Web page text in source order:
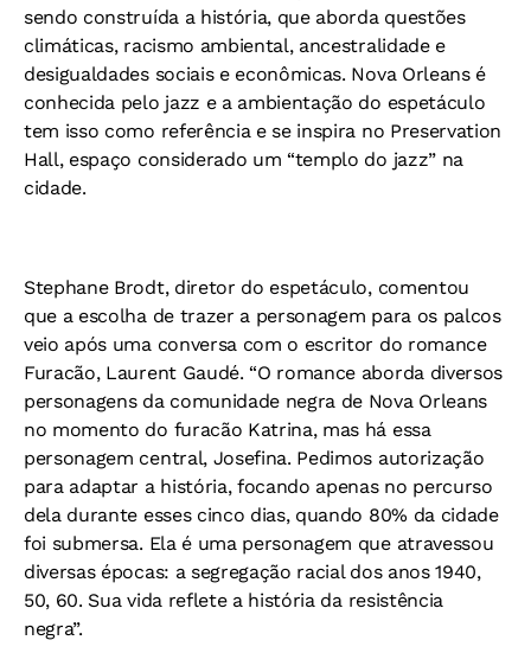
sendo construída a história, que aborda questões
climáticas, racismo ambiental, ancestralidade e
desigualdades sociais e econômicas. Nova Orleans é
conhecida pelo jazz e a ambientação do espetáculo
tem isso como referência e se inspira no Preservation
Hall, espaço considerado um “templo do jazz” na
cidade.
Stephane Brodt, diretor do espetáculo, comentou
que a escolha de trazer a personagem para os palcos
veio após uma conversa com o escritor do romance
Furacão, Laurent Gaudé. “O romance aborda diversos
personagens da comunidade negra de Nova Orleans
no momento do furacão Katrina, mas há essa
personagem central, Josefina. Pedimos autorização
para adaptar a história, focando apenas no percurso
dela durante esses cinco dias, quando 80% da cidade
foi submersa. Ela é uma personagem que atravessou
diversas épocas: a segregação racial dos anos 1940,
50, 60. Sua vida reflete a história da resistência
negra”.